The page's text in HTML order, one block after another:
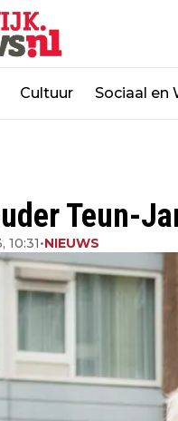
Cultuur Sociaal en
Teun-
10:31•NIEUWS